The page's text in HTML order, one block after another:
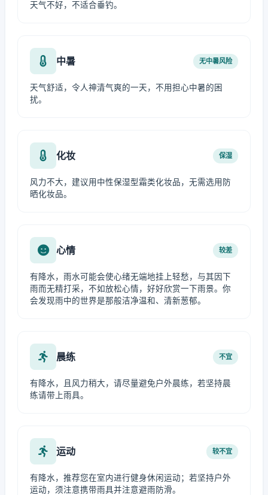
天气不好，不适合垂钓。
中暑 无中暑风险
天气舒适，令人神清气爽的一天，不用担心中暑的困
扰。
化妆 保湿
风力不大，建议用中性保湿型霜类化妆品，无需选用防
晒化妆品。
心情 较差
有降水，雨水可能会使心绪无端地挂上轻愁，与其因下
雨而无精打采，不如放松心情，好好欣赏一下雨景。你
会发现雨中的世界是那般洁净温和、清新葱郁。
晨练 不宜
有降水，且风力稍大，请尽量避免户外晨练，若坚持晨
练请带上雨具。
运动 较不宜
有降水，推荐您在室内进行健身休闲运动；若坚持户外
运动，须注意携带雨具并注意避雨防滑。